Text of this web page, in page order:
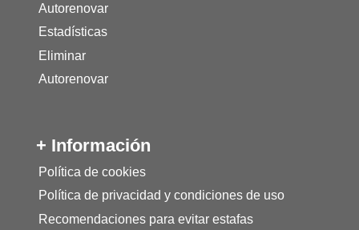
Autorenovar
Estadísticas
Eliminar
Autorenovar
+ Información
Política de cookies
Política de privacidad y condiciones de uso
Recomendaciones para evitar estafas